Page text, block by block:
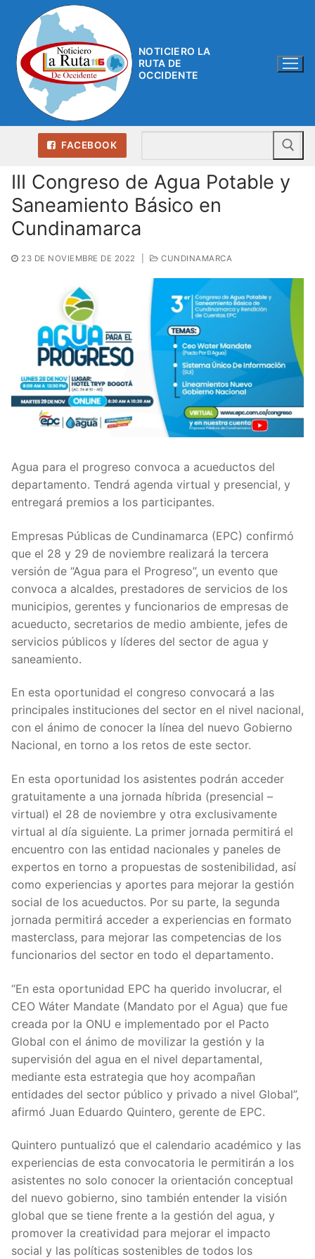
contenido
NOTICIERO LA
RUTA DE
OCCIDENTE
FACEBOOK
III Congreso de Agua Potable y
Saneamiento Básico en
Cundinamarca
23 DE NOVIEMBRE DE 2022 CUNDINAMARCA
Agua para el progreso convoca a acueductos del
departamento. Tendrá agenda virtual y presencial, y
entregará premios a los participantes.
Empresas Públicas de Cundinamarca (EPC) confirmó
que el 28 y 29 de noviembre realizará la tercera
versión de “Agua para el Progreso”, un evento que
convoca a alcaldes, prestadores de servicios de los
municipios, gerentes y funcionarios de empresas de
acueducto, secretarios de medio ambiente, jefes de
servicios públicos y líderes del sector de agua y
saneamiento.
En esta oportunidad el congreso convocará a las
principales instituciones del sector en el nivel nacional,
con el ánimo de conocer la línea del nuevo Gobierno
Nacional, en torno a los retos de este sector.
En esta oportunidad los asistentes podrán acceder
gratuitamente a una jornada híbrida (presencial –
virtual) el 28 de noviembre y otra exclusivamente
virtual al día siguiente. La primer jornada permitirá el
encuentro con las entidad nacionales y paneles de
expertos en torno a propuestas de sostenibilidad, así
como experiencias y aportes para mejorar la gestión
social de los acueductos. Por su parte, la segunda
jornada permitirá acceder a experiencias en formato
masterclass, para mejorar las competencias de los
funcionarios del sector en todo el departamento.
“En esta oportunidad EPC ha querido involucrar, el
CEO Wáter Mandate (Mandato por el Agua) que fue
creada por la ONU e implementado por el Pacto
Global con el ánimo de movilizar la gestión y la
supervisión del agua en el nivel departamental,
mediante esta estrategia que hoy acompañan
entidades del sector público y privado a nivel Global”,
afirmó Juan Eduardo Quintero, gerente de EPC.
Quintero puntualizó que el calendario académico y las
experiencias de esta convocatoria le permitirán a los
asistentes no solo conocer la orientación conceptual
del nuevo gobierno, sino también entender la visión
global que se tiene frente a la gestión del agua, y
promover la creatividad para mejorar el impacto
social y las políticas sostenibles de todos los